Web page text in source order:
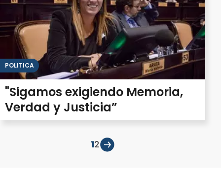
POLITICA
"Sigamos exigiendo Memoria,
Verdad y Justicia”
12